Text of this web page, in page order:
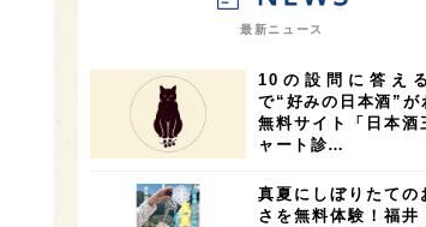
オピニオンリーダーの視点 9
奈良県 滋賀県 7 和歌
富山県 6 フランス 6 高知県 5 島
4 アメリカ 4 神奈川県 4
最新ニュース
10の設問に答え
で“好みの日本酒”が
無料サイト「日本酒
ャート診…
真夏にしぼりたての
さを無料体験！福井